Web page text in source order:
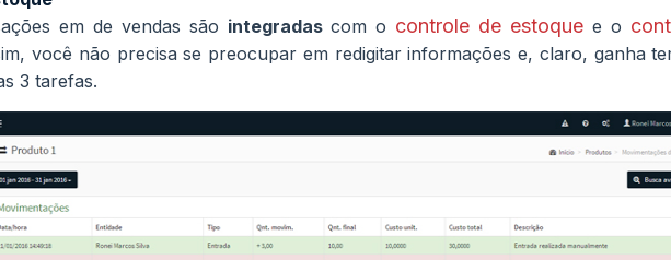
em de vendas são integradas com o controle de estoquee o
você não precisa se preocupar em redigitar informações e, claro, ganha
3 tarefas.